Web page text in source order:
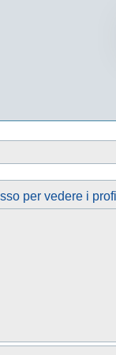
per vedere i